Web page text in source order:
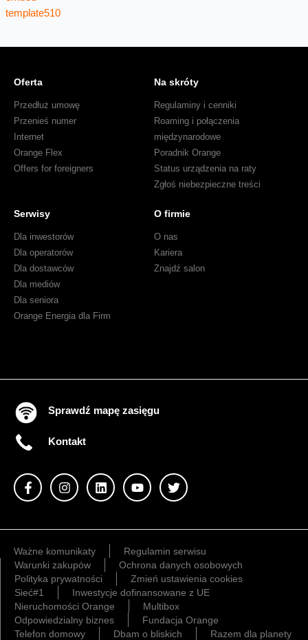
Oferta
Przedłuż umowę
Przenieś numer
Internet
Orange Flex
Offers for foreigners
Na skróty
Regulaminy i cenniki
Roaming i połączenia
międzynarodowe
Poradnik Orange
Status urządzenia na raty
Zgłoś niebezpieczne treści
Serwisy
Dla inwestorów
Dla operatorów
Dla dostawców
Dla mediów
Dla seniora
Orange Energia dla Firm
O firmie
O nas
Kariera
Znajdź salon
Sprawdź mapę zasięgu
Kontakt
Ważne komunikaty
Regulamin serwisu
Warunki zakupów
Ochrona danych osobowych
Polityka prywatności
Zmień ustawienia cookies
Sieć#1
Inwestycje dofinansowane z UE
Nieruchomości Orange
Multibox
Odpowiedzialny biznes
Fundacja Orange
Telefon domowy
Dbam o bliskich Razem dla planety